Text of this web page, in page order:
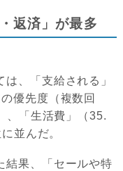
返済」が最多
、「支給される」
優先度（複数回
、「生活費」（35.
並んだ。
結果、「セールや特